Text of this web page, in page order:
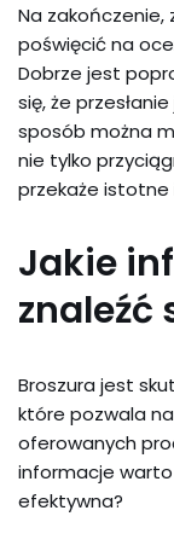
Na zakończenie,
poświęcić na
Dobrze jest
się, że
sposób można
nie tylko
przekaże istotne
Jakie
znaleźć
Broszura jest
które pozwala
oferowanych
informacje warto
efektywna?